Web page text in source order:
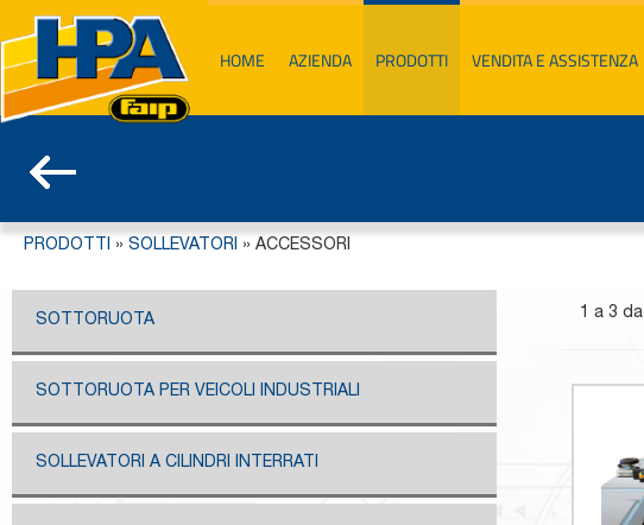
HOME AZIENDA PRODOTTI VENDITA E ASSISTENZA
PRODOTTI » SOLLEVATORI » ACCESSORI
SOTTORUOTA
SOTTORUOTA PER VEICOLI INDUSTRIALI
SOLLEVATORI A CILINDRI INTERRATI
1 a 3 da